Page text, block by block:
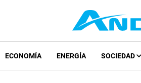
ECONOMÍA ENERGÍA SOCIEDAD